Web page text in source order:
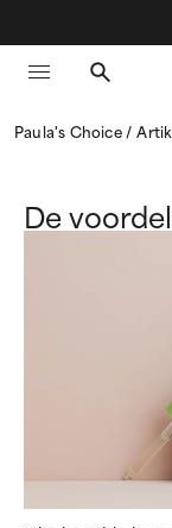
Paula's Choice
De